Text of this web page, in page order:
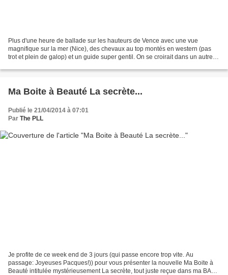
Plus d'une heure de ballade sur les hauteurs de Vence avec une vue
magnifique sur la mer (Nice), des chevaux au top montés en western (pas
trot et plein de galop) et un guide super gentil. On se croirait dans un autre
Ma Boite à Beauté La secrète...
Publié le 21/04/2014 à 07:01
Par The PLL
Je profite de ce week end de 3 jours (qui passe encore trop vite. Au
passage: Joyeuses Pacques!)) pour vous présenter la nouvelle Ma Boite à
Beauté intitulée mystérieusement La secrète, tout juste reçue dans ma BAL.